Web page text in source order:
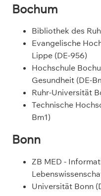
Bochum
Bibliothek des
Evangelische
Lippe (DE-956)
Hochschule
Gesundheit (DE-
Ruhr-Universität
Technische
Bm1)
Bonn
ZB MED -
Universität Bonn